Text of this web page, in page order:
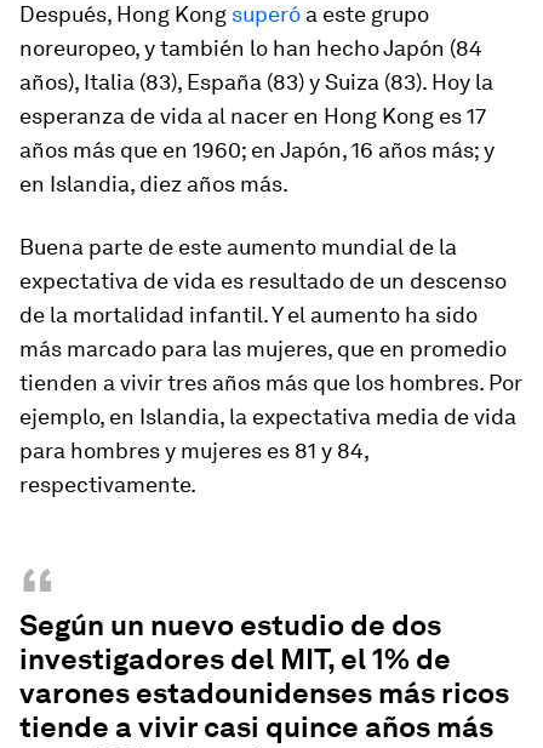
Después, Hong Kong superó a este grupo
noreuropeo, y también lo han hecho Japón (84
años), Italia (83), España (83) y Suiza (83). Hoy la
esperanza de vida al nacer en Hong Kong es 17
años más que en 1960; en Japón, 16 años más; y
en Islandia, diez años más.
Buena parte de este aumento mundial de la
expectativa de vida es resultado de un descenso
de la mortalidad infantil. Y el aumento ha sido
más marcado para las mujeres, que en promedio
tienden a vivir tres años más que los hombres. Por
ejemplo, en Islandia, la expectativa media de vida
para hombres y mujeres es 81 y 84,
respectivamente.
“
Según un nuevo estudio de dos
investigadores del MIT, el 1% de
varones estadounidenses más ricos
tiende a vivir casi quince años más